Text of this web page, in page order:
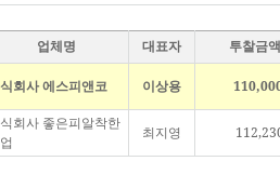
업체명 대표자 투찰금액
회사 에스피앤코 이상용
회사 좋은피알착한
최지영